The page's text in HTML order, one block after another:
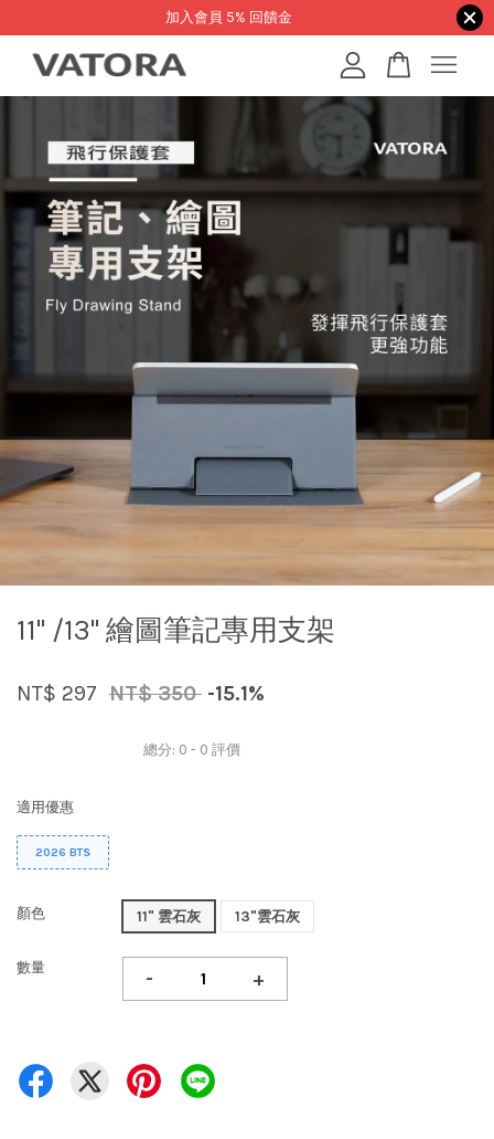
加入會員 5% 回饋金
11" /13" 繪圖筆記專用支架
NT$ 297 NT$ 350 -15.1%
總分: 0 - 0 評價
適用優惠
2026 BTS
顏色 11" 雲石灰 13"雲石灰
數量 - +
您的購物車目前還是空的。
繼續購物